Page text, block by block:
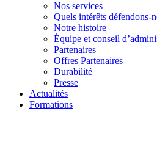
Nos services
Quels intérêts défendons-
Notre histoire
Équipe et conseil
Partenaires
Offres Partenaires
Durabilité
Presse
Actualités
Formations